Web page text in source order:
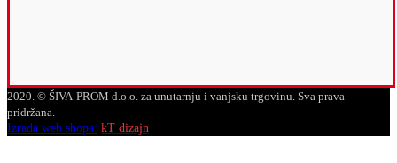
2020. © ŠIVA-PROM d.o.o. za unutarnju i vanjsku trgovinu. Sva prava
pridržana.
Izrada web shopa: kT dizajn